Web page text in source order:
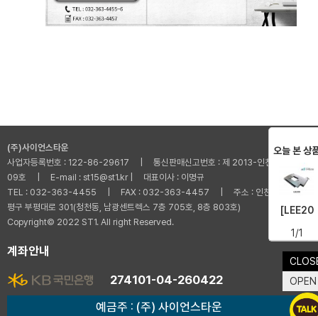
(주)사이언스타운
사업자등록번호 : 122-86-29617 | 통신판매신고번호 : 제 2013-인천부평-001
09호 | E-mail : st15@st1.kr | 대표이사 : 이명규
TEL : 032-363-4455 | FAX : 032-363-4457 | 주소 : 인천광역시 부
평구 부평대로 301(청천동, 남광센트렉스 7층 705호, 8층 803호)
Copyright© 2022 ST1. All right Reserved.
계좌안내
274101-04-260422
예금주 : (주) 사이언스타운
OPEN
오늘 본 상
[LEE20
1/1